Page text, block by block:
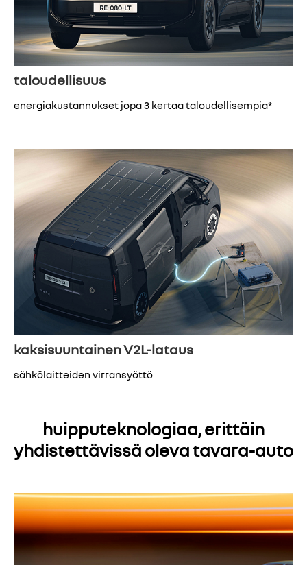
taloudellisuus
energiakustannukset jopa 3 kertaa taloudellisempia*
kaksisuuntainen V2L-lataus
sähkölaitteiden virransyöttö
huipputeknologiaa, erittäin
yhdistettävissä oleva tavara-auto